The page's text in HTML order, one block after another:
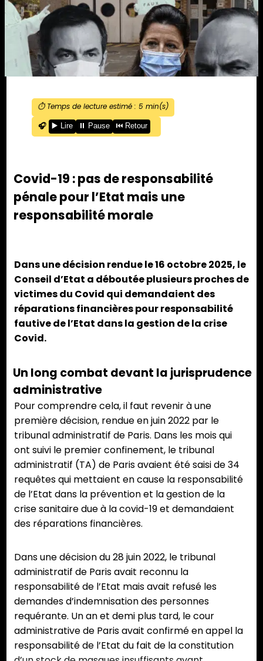
⏱️ Temps de lecture estimé : 5min(s)
🎧
▶️ Lire ⏸️ Pause ⏮️ Retour
Covid-19 : pas de responsabilité
pénale pour l’Etat mais une
responsabilité morale
Dans une décision rendue le 16 octobre 2025, le
Conseil d’Etat a déboutée plusieurs proches de
victimes du Covid qui demandaient des
réparations financières pour responsabilité
fautive de l’Etat dans la gestion de la crise
Covid.
Un long combat devant la jurisprudence
administrative
Pour comprendre cela, il faut revenir à une
première décision, rendue en juin 2022 par le
tribunal administratif de Paris. Dans les mois qui
ont suivi le premier confinement, le tribunal
administratif (TA) de Paris avaient été saisi de 34
requêtes qui mettaient en cause la responsabilité
de l’Etat dans la prévention et la gestion de la
crise sanitaire due à la covid-19 et demandaient
des réparations financières.
Dans une décision du 28 juin 2022, le tribunal
administratif de Paris avait reconnu la
responsabilité de l’Etat mais avait refusé les
demandes d’indemnisation des personnes
requérante. Un an et demi plus tard, le cour
administrative de Paris avait confirmé en appel la
responsabilité de l’Etat du fait de la constitution